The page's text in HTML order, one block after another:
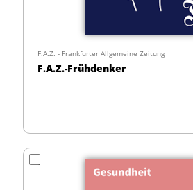
F.A.Z. - Frankfurter Allgemeine Zeitung
F.A.Z.-Frühdenker